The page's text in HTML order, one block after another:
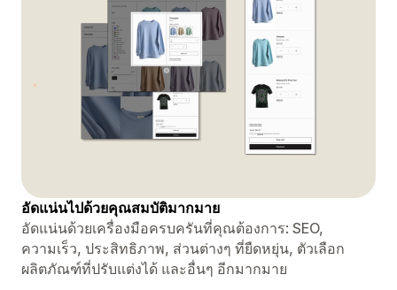
อัดแน่นไปด้วยคุณสมบัติมากมาย
อัดแน่นด้วยเครื่องมือครบครันที่คุณต้องการ: SEO,
ความเร็ว, ประสิทธิภาพ, ส่วนต่างๆ ที่ยืดหยุ่น, ตัวเลือก
ผลิตภัณฑ์ที่ปรับแต่งได้ และอื่นๆ อีกมากมาย